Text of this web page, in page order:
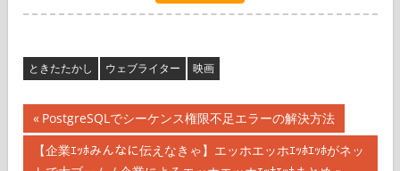
今すぐ購入
投前
の
PostgreSQLでシーケンス権限不足エラーの解決方法